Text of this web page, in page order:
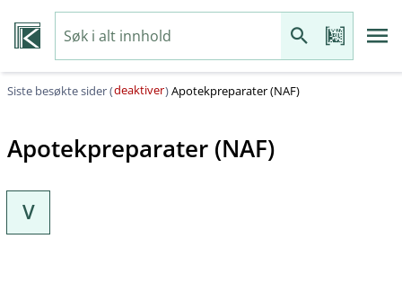
Siste besøkte sider (deaktiver)Apotekpreparater (NAF)
Apotekpreparater (NAF)
V